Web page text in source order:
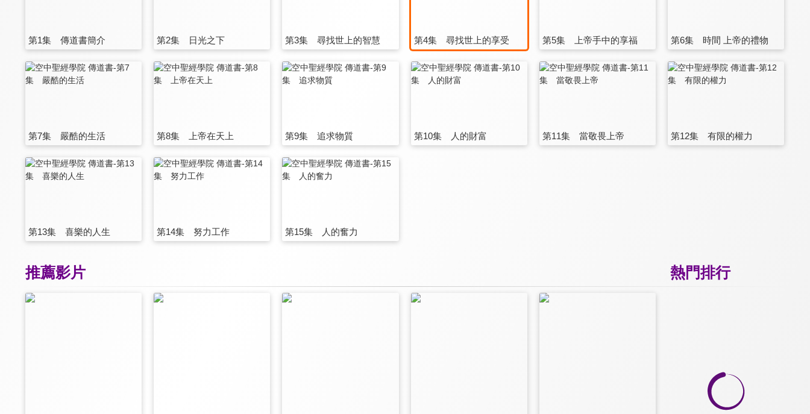
第1集 傳道書簡介 第2集 日光之下 第3集 尋找世上的智慧 第4集 尋找世上的享受 第5集 上帝手中的享福 第6集 時間 上帝的禮物
第7集 嚴酷的生活 第8集 上帝在天上 第9集 追求物質 第10集 人的財富 第11集 當敬畏上帝 第12集 有限的權力
第13集 喜樂的人生 第14集 努力工作 第15集 人的奮力
熱門排行
推薦影片